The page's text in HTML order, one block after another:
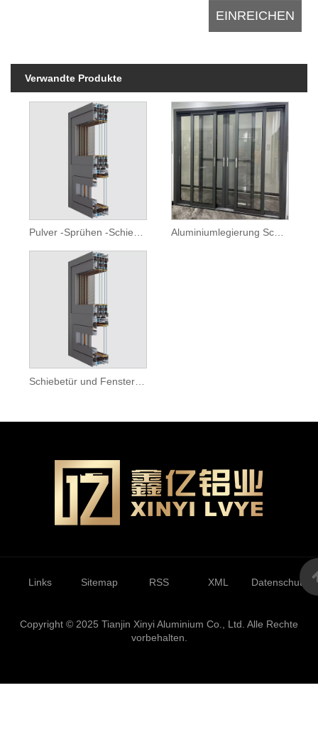
Verwandte Produkte
Schiebetür und Fensterprofile schieben
Links Sitemap RSS XML
Copyright © 2025 Tianjin Xinyi Aluminium Co., Ltd. Alle Rechte
vorbehalten.